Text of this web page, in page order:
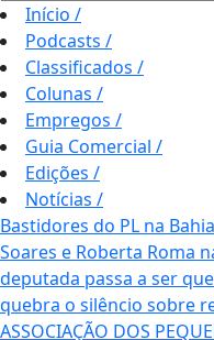
Início /
Podcasts /
Classificados /
Colunas /
Empregos /
Guia Comercial /
Edições /
Notícias /
Bastidores do PL na
Soares e Roberta Roma
deputada passa a ser
quebra o silêncio sobre
ASSOCIAÇÃO DOS